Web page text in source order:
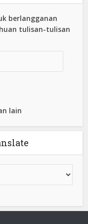
berlangganan
tulisan-tulisan
lain